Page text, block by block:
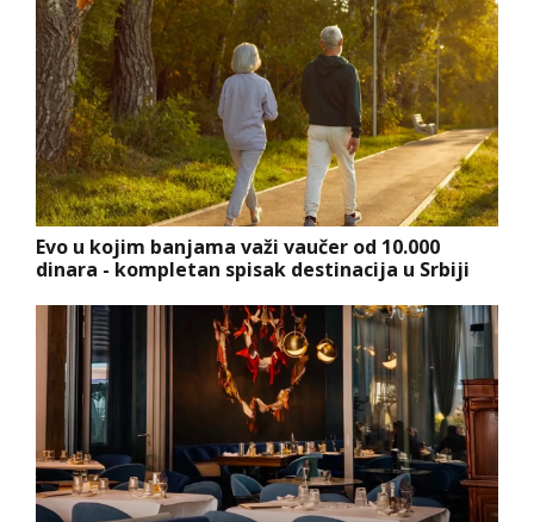
Evo u kojim banjama važi vaučer od 10.000
dinara - kompletan spisak destinacija u Srbiji